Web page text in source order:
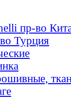
пр-во
Турция